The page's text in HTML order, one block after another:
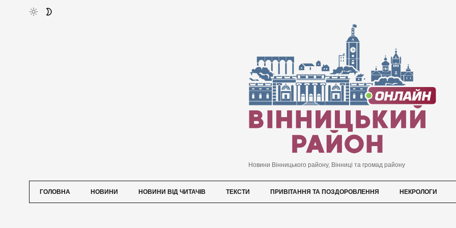
Новини Вінницького району, Вінниці та громад району
ГОЛОВНА НОВИНИ НОВИНИ ВІД ЧИТАЧІВ ТЕКСТИ ПРИВІТАННЯ ТА ПОЗДОРОВЛЕННЯ НЕКРОЛОГИ